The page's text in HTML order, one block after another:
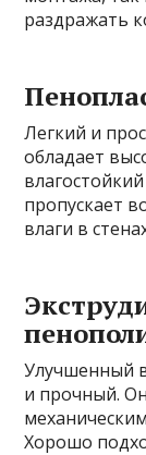
раздражать
Легкий и
обладает
пропускает
влаги в
Улучшенный
и прочный.
Хорошо